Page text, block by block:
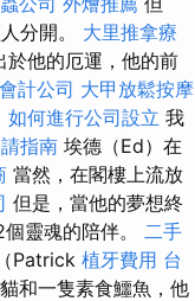
分開。 大里推拿療
於他的厄運，他的前
會計公司 大甲放鬆按摩
如何進行公司設立 我
指南 埃德（Ed）在
當然，在閣樓上流放
但是，當他的夢想終
靈魂的陪伴。 二手
Patrick 植牙費用 台
和一隻素食鱷魚，他